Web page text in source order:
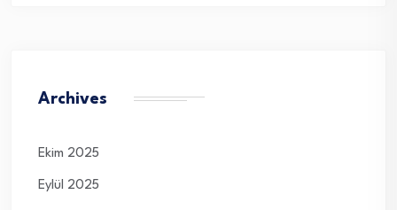
Archives
Ekim 2025
Eylül 2025